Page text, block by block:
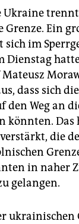
Ukraine
Ein
sich im
Dienstag
Mateusz
dass sich
den Weg an
könnten.
die
in naher
gelangen.
ukrainischen